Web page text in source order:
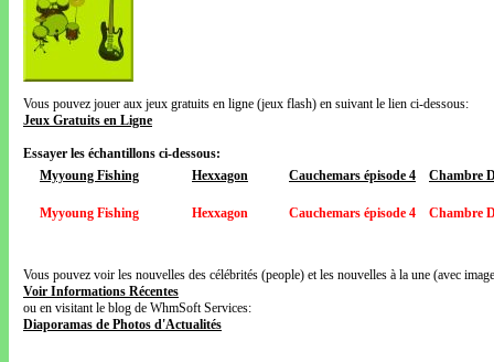
Vous pouvez jouer aux jeux gratuits en ligne (jeux flash) en suivant le lien ci-dessous:
Jeux Gratuits en Ligne
Essayer les échantillons ci-dessous:
Myyoung Fishing
Hexxagon Cauchemars épisode 4 Chambre
Myyoung Fishing Hexxagon Cauchemars épisode 4 Chambre
Vous pouvez voir les nouvelles des célébrités (people) et les nouvelles à la une (avec
Voir Informations Récentes
ou en visitant le blog de WhmSoft Services:
Diaporamas de Photos d'Actualités